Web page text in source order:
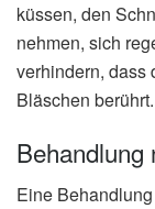
küssen, den
nehmen, sich
verhindern, dass
Bläschen berührt.
Behandlung
Eine